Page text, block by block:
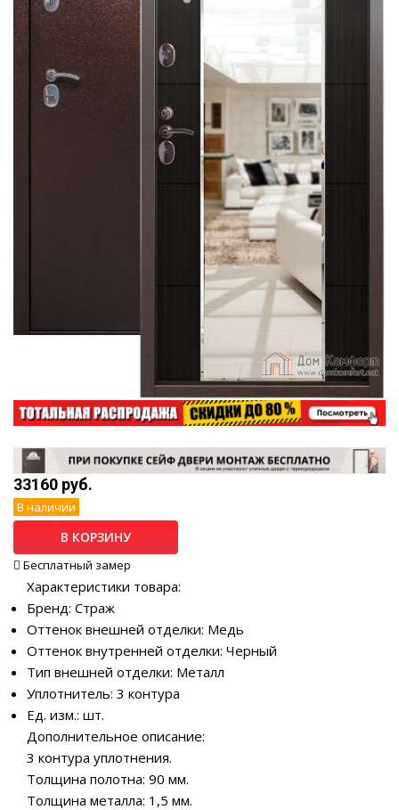
33160 руб.
В наличии
В КОРЗИНУ
Бесплатный замер
Характеристики товара:
Бренд: Страж
Оттенок внешней отделки: Медь
Оттенок внутренней отделки: Черный
Тип внешней отделки: Металл
Уплотнитель: 3 контура
Ед. изм.: шт.
Дополнительное описание:
3 контура уплотнения.
Толщина полотна: 90 мм.
Толщина металла: 1,5 мм.